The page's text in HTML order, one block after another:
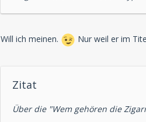
Will ich meinen. Nur weil er im
Zitat
Über die "Wem gehören die